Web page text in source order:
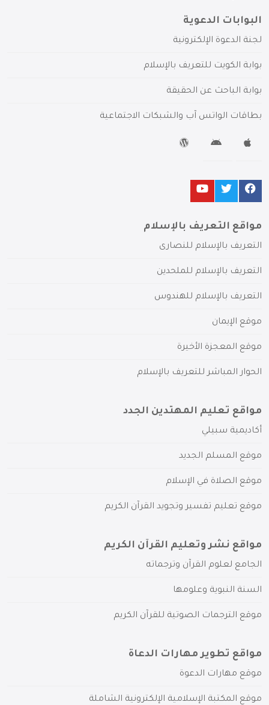
البوابات الدعوية
لجنة الدعوة الإلكترونية
بوابة الكويت للتعريف بالإسلام
بوابة الباحث عن الحقيقة
بطاقات الواتس آب والشبكات الاجتماعية
مواقع التعريف بالإسلام
التعريف بالإسلام للنصارى
التعريف بالإسلام للملحدين
التعريف بالإسلام للهندوس
موقع الإيمان
موقع المعجزة الأخيرة
الحوار المباشر للتعريف بالإسلام
مواقع تعليم المهتدين الجدد
أكاديمية سبيلي
موقع المسلم الجديد
موقع الصلاة في الإسلام
موقع تعليم تفسير وتجويد القرآن الكريم
مواقع نشر وتعليم القرآن الكريم
الجامع لعلوم القرآن وترجماته
السنة النبوية وعلومها
موقع الترجمات الصوتية للقرآن الكريم
مواقع تطوير مهارات الدعاة
موقع مهارات الدعوة
موقع المكتبة الإسلامية الإلكترونية الشاملة